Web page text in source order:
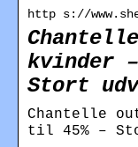
http s://
kvinder
Stort
Chantelle
til 45% –